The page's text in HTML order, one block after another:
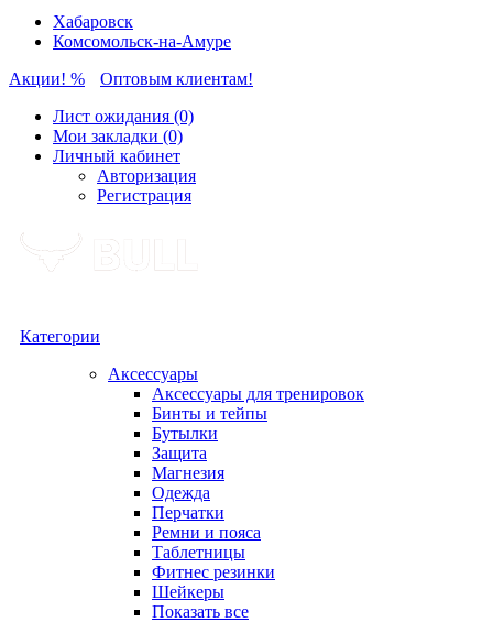
Хабаровск
Комсомольск-на-Амуре
Акции! %
Оптовым клиентам!
Лист ожидания (0)
Мои закладки (0)
Личный кабинет
Авторизация
Регистрация
Категории
Аксессуары
Аксессуары для тренировок
Бинты и тейпы
Бутылки
Защита
Магнезия
Одежда
Перчатки
Ремни и пояса
Таблетницы
Фитнес резинки
Шейкеры
Показать все